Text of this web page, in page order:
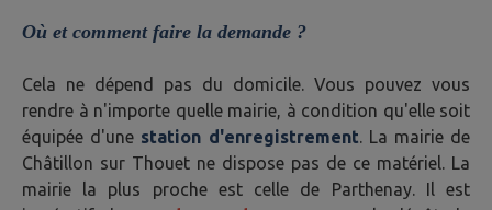
Où et comment faire la demande ?
Cela ne dépend pas du domicile. Vous pouvez vous
rendre à n'importe quelle mairie, à condition qu'elle soit
équipée d'une station d'enregistrement. La mairie de
Châtillon sur Thouet ne dispose pas de ce matériel. La
mairie la plus proche est celle de Parthenay. Il est